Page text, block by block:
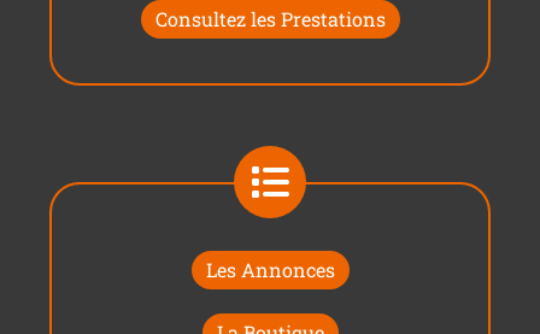
Consultez les Prestations
Les Annonces